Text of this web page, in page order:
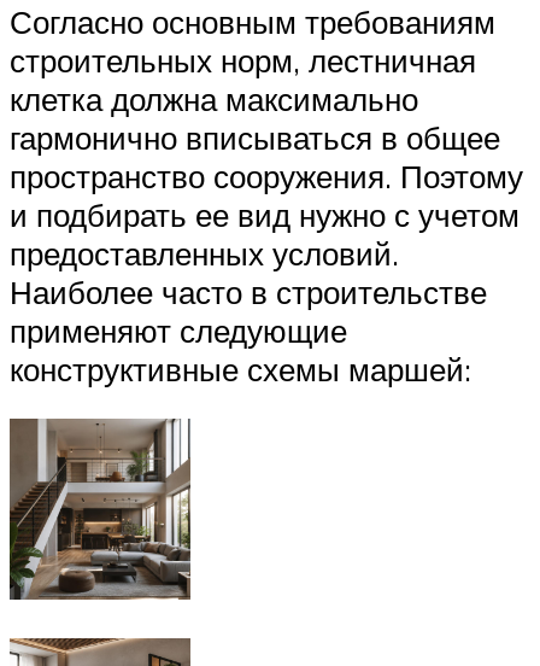
Согласно основным требованиям
строительных норм, лестничная
клетка должна максимально
гармонично вписываться в общее
пространство сооружения. Поэтому
и подбирать ее вид нужно с учетом
предоставленных условий.
Наиболее часто в строительстве
применяют следующие
конструктивные схемы маршей: